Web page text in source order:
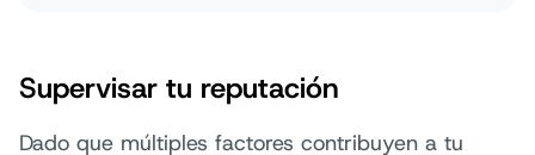
Supervisar tu reputación
Dado que múltiples factores contribuyen a tu